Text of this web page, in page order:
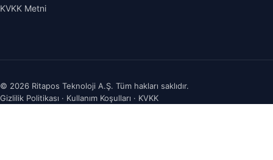
KVKK Metni
© 2026 Ritapos Teknoloji A.Ş. Tüm hakları saklıdır.
Gizlilik Politikası · Kullanım Koşulları · KVKK